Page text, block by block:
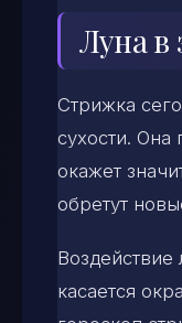
Луна в
Стрижка
сухости. Она
окажет
обретут
Воздействие
касается